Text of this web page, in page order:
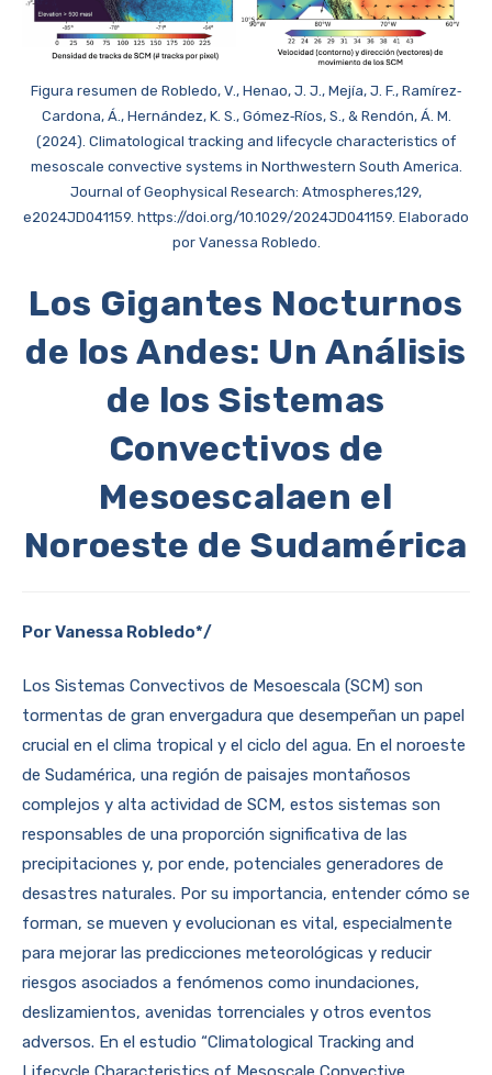
Figura resumen de Robledo, V., Henao, J. J., Mejía, J. F., Ramírez‐
Cardona, Á., Hernández, K. S., Gómez‐Ríos, S., & Rendón, Á. M.
(2024). Climatological tracking and lifecycle characteristics of
mesoscale convective systems in Northwestern South America.
Journal of Geophysical Research: Atmospheres,129,
e2024JD041159. https://doi.org/10.1029/2024JD041159. Elaborado
por Vanessa Robledo.
Los Gigantes Nocturnos
de los Andes: Un Análisis
de los Sistemas
Convectivos de
Mesoescalaen el
Noroeste de Sudamérica
Por Vanessa Robledo*/
Los Sistemas Convectivos de Mesoescala (SCM) son
tormentas de gran envergadura que desempeñan un papel
crucial en el clima tropical y el ciclo del agua. En el noroeste
de Sudamérica, una región de paisajes montañosos
complejos y alta actividad de SCM, estos sistemas son
responsables de una proporción significativa de las
precipitaciones y, por ende, potenciales generadores de
desastres naturales. Por su importancia, entender cómo se
forman, se mueven y evolucionan es vital, especialmente
para mejorar las predicciones meteorológicas y reducir
riesgos asociados a fenómenos como inundaciones,
deslizamientos, avenidas torrenciales y otros eventos
adversos. En el estudio “Climatological Tracking and